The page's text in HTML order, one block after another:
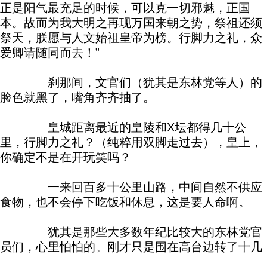
正是阳气最充足的时候，可以克一切邪魅，正国
本。故而为我大明之再现万国来朝之势，祭祖还须
祭天，朕愿与人文始祖皇帝为榜。行脚力之礼，众
爱卿请随同而去！”
刹那间，文官们（犹其是东林党等人）的
脸色就黑了，嘴角齐齐抽了。
皇城距离最近的皇陵和X坛都得几十公
里，行脚力之礼？（纯粹用双脚走过去），皇上，
你确定不是在开玩笑吗？
一来回百多十公里山路，中间自然不供应
食物，也不会停下吃饭和休息，这是要人命啊。
犹其是那些大多数年纪比较大的东林党官
员们，心里怕怕的。刚才只是围在高台边转了十几